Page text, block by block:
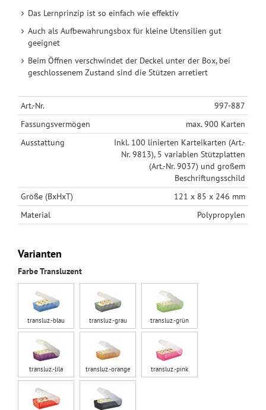
Das Lernprinzip ist so einfach wie effektiv
Auch als Aufbewahrungsbox für kleine Utensilien gut
geeignet
Beim Öffnen verschwindet der Deckel unter der Box, bei
geschlossenem Zustand sind die Stützen arretiert
Art.-Nr.
997-887
Fassungsvermögen
max. 900 Karten
Ausstattung
Inkl. 100 linierten Karteikarten (Art.-
Nr. 9813), 5 variablen Stützplatten
(Art.-Nr. 9037) und großem
Beschriftungsschild
Größe (BxHxT)
121 x 85 x 246 mm
Material
Polypropylen
Varianten
Farbe Transluzent
transluz.-blau transluz.-grau transluz.-grün
transluz.-lila transluz.-orange transluz.-pink